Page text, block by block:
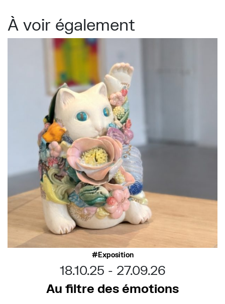
À voir également
Exposition
18.10.25
27.09.26
Au filtre des émotions